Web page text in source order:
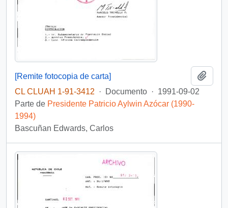
[Remite fotocopia de carta]
CL CLUAH 1-91-3412
· Documento · 1991-09-02
Parte de Presidente Patricio Aylwin Azócar (1990-
1994)
Bascuñan Edwards, Carlos